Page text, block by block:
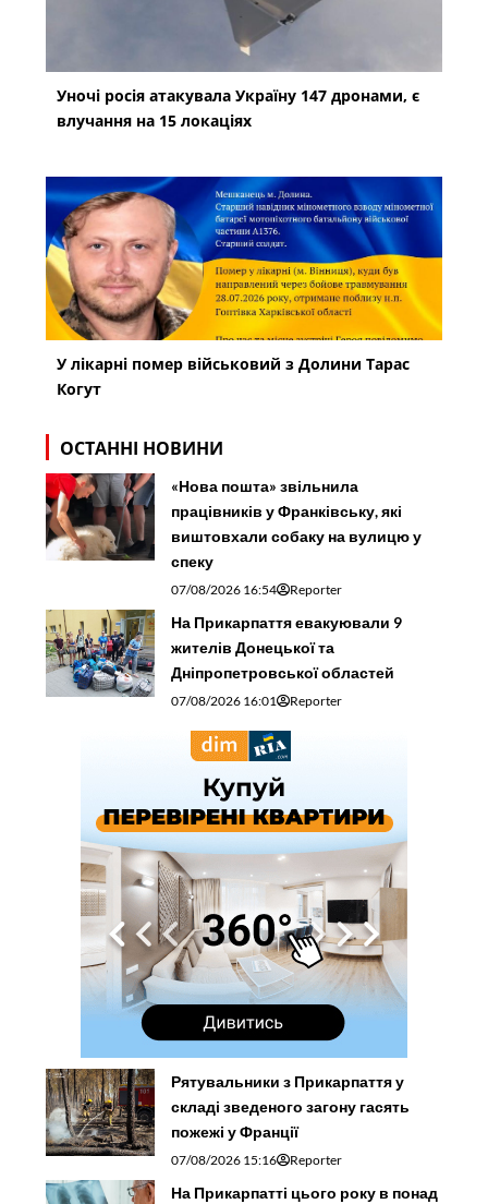
Уночі росія атакувала Україну 147 дронами, є
влучання на 15 локаціях
У лікарні помер військовий з Долини Тарас
Когут
ОСТАННІ НОВИНИ
«Нова пошта» звільнила
працівників у Франківську, які
виштовхали собаку на вулицю у
спеку
07/08/2026 16:54 Reporter
На Прикарпаття евакуювали 9
жителів Донецької та
Дніпропетровської областей
07/08/2026 16:01 Reporter
Рятувальники з Прикарпаття у
складі зведеного загону гасять
пожежі у Франції
07/08/2026 15:16 Reporter
На Прикарпатті цього року в понад